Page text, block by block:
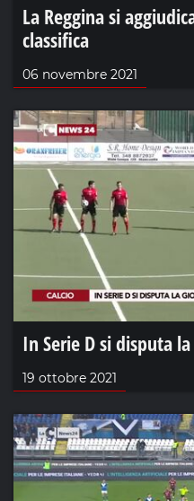
La Reggina si
classifica
06 novembre 2021
In Serie D si disputa
19 ottobre 2021